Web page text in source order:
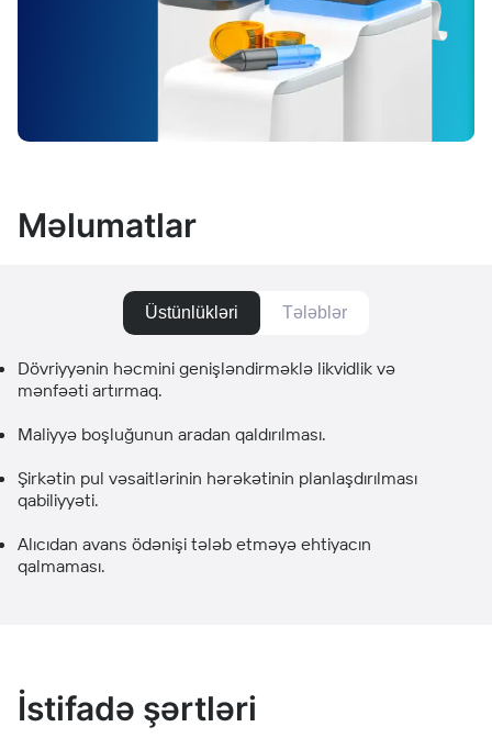
Məlumatlar
Üstünlükləri Tələblər
Dövriyyənin həcmini genişləndirməklə likvidlik və
mənfəəti artırmaq.
Maliyyə boşluğunun aradan qaldırılması.
Şirkətin pul vəsaitlərinin hərəkətinin planlaşdırılması
qabiliyyəti.
Alıcıdan avans ödənişi tələb etməyə ehtiyacın
qalmaması.
İstifadə şərtləri